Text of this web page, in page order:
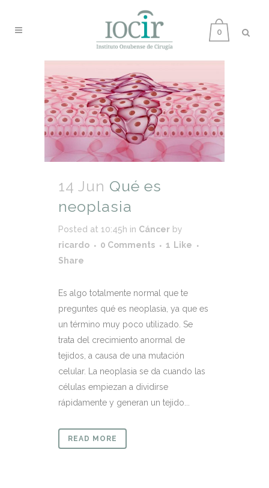
0
14 Jun Qué es
neoplasia
Posted at 10:45h in Cáncer by
ricardo
0 Comments 1 Like
Share
Es algo totalmente normal que te
preguntes qué es neoplasia, ya que es
un término muy poco utilizado. Se
trata del crecimiento anormal de
tejidos, a causa de una mutación
celular. La neoplasia se da cuando las
células empiezan a dividirse
rápidamente y generan un tejido...
READ MORE